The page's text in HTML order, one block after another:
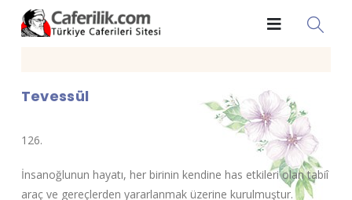
Tevessül
126.
İnsanoğlunun hayatı, her birinin kendine has etkileri olan tabiî
araç ve gereçlerden yararlanmak üzerine kurulmuştur.